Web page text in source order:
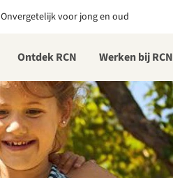
Onvergetelijk voor jong en oud
Ontdek RCN Werken bij RCN